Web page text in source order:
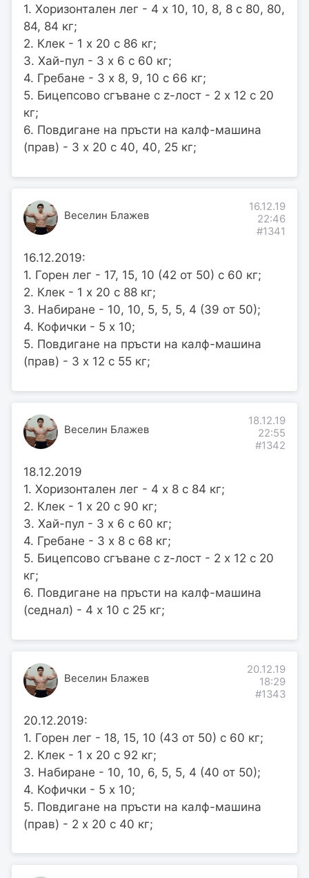
1. Хоризонтален лег - 4 х 10, 10, 8, 8 с 80, 80,
84, 84 кг;
2. Клек - 1 х 20 с 86 кг;
3. Хай-пул - 3 х 6 с 60 кг;
4. Гребане - 3 х 8, 9, 10 с 66 кг;
5. Бицепсово сгъване с z-лост - 2 х 12 с 20
кг;
6. Повдигане на пръсти на калф-машина
(прав) - 3 х 20 с 40, 40, 25 кг;
Веселин Блажев
16.12.19
22:46
#1341
16.12.2019:
1. Горен лег - 17, 15, 10 (42 от 50) с 60 кг;
2. Клек - 1 х 20 с 88 кг;
3. Набиране - 10, 10, 5, 5, 5, 4 (39 от 50);
4. Кофички - 5 х 10;
5. Повдигане на пръсти на калф-машина
(прав) - 3 х 12 с 55 кг;
Веселин Блажев
18.12.19
22:55
#1342
18.12.2019
1. Хоризонтален лег - 4 х 8 с 84 кг;
2. Клек - 1 х 20 с 90 кг;
3. Хай-пул - 3 х 6 с 60 кг;
4. Гребане - 3 х 8 с 68 кг;
5. Бицепсово сгъване с z-лост - 2 х 12 с 20
кг;
6. Повдигане на пръсти на калф-машина
(седнал) - 4 х 10 с 25 кг;
Веселин Блажев
20.12.19
18:29
#1343
20.12.2019:
1. Горен лег - 18, 15, 10 (43 от 50) с 60 кг;
2. Клек - 1 х 20 с 92 кг;
3. Набиране - 10, 10, 6, 5, 5, 4 (40 от 50);
4. Кофички - 5 х 10;
5. Повдигане на пръсти на калф-машина
(прав) - 2 х 20 с 40 кг;